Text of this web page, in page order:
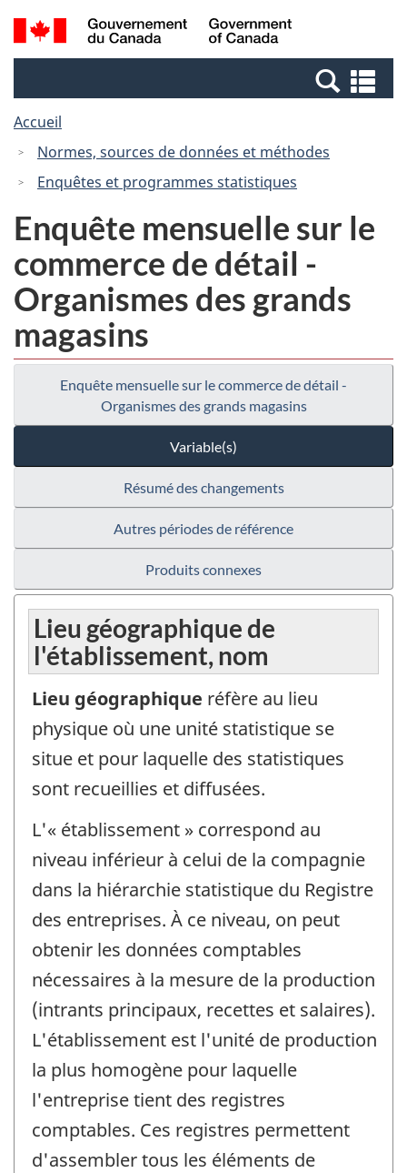
Passer
au
Passer
au
Passer
à
Canada
Recherche
et
et
Accueil
Normes, sources de données et méthodes
Enquêtes et programmes statistiques
Enquête mensuelle sur le
commerce de détail -
Organismes des grands
magasins
Enquête mensuelle sur le commerce de détail -
Organismes des grands magasins
Variable(s)
Résumé des changements
Autres périodes de référence
Produits connexes
Lieu géographique de
l'établissement, nom
Lieu géographique réfère au lieu
physique où une unité statistique se
situe et pour laquelle des statistiques
sont recueillies et diffusées.
L'« établissement » correspond au
niveau inférieur à celui de la compagnie
dans la hiérarchie statistique du Registre
des entreprises. À ce niveau, on peut
obtenir les données comptables
nécessaires à la mesure de la production
(intrants principaux, recettes et salaires).
L'établissement est l'unité de production
la plus homogène pour laquelle
l'entreprise tient des registres
comptables. Ces registres permettent
d'assembler tous les éléments de